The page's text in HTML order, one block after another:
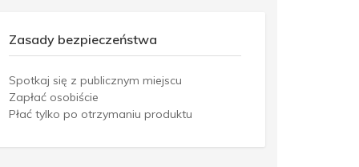
Zasady bezpieczeństwa
Spotkaj się z publicznym miejscu
Zapłać osobiście
Płać tylko po otrzymaniu produktu